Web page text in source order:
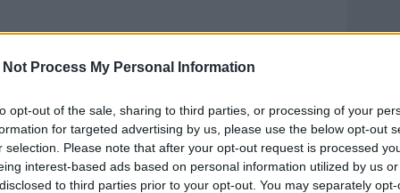
Not Process My Personal Information
opt-out of the sale, sharing to third parties, or processing of your
for targeted advertising by us, please use the below opt-out
selection. Please note that after your opt-out request is processed
interest-based ads based on personal information utilized by us
to third parties prior to your opt-out. You may separately
"Pescara sarà un test importante
noi”
prima della partita
18:16
B ZONA
VOLPE